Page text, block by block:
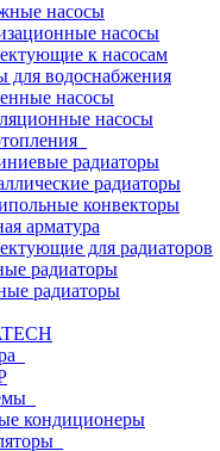
насосы
насосы
к насосам
для водоснабжения
насосы
насосы
радиаторы
радиаторы
конвекторы
арматура
для радиаторов
радиаторы
радиаторы
кондиционеры